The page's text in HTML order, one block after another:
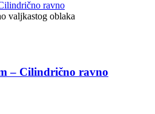
– Cilindrično ravno